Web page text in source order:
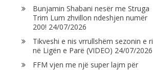
Bunjamin Shabani nesër me Struga
Trim Lum zhvillon ndeshjen numër
200! 24/07/2026
Tikveshi e nis vrrullshëm sezonin e ri
në Ligën e Parë (VIDEO) 24/07/2026
FFM vjen me një super lajm për